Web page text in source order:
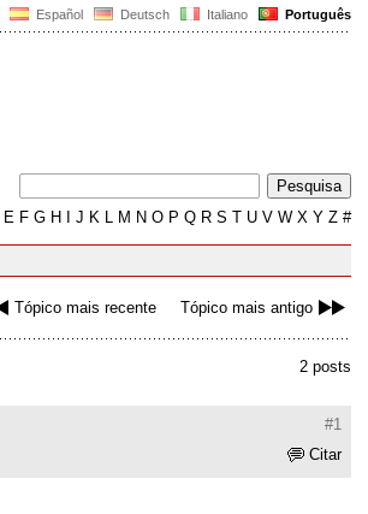
Español Deutsch Italiano Português
E F G H J K L M N O P Q R S T U V W X Y Z #
Tópico mais recente Tópico mais antigo
2 posts
#1
Citar